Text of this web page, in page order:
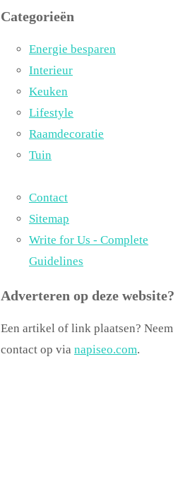
Categorieën
Energie besparen
Interieur
Keuken
Lifestyle
Raamdecoratie
Tuin
Contact
Sitemap
Write for Us - Complete
Guidelines
Adverteren op deze website?
Een artikel of link plaatsen? Neem
contact op via napiseo.com.